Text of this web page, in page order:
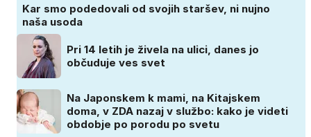
Kar smo podedovali od svojih staršev, ni nujno
naša usoda
Pri 14 letih je živela na ulici, danes jo
občuduje ves svet
Na Japonskem k mami, na Kitajskem
doma, v ZDA nazaj v službo: kako je videti
obdobje po porodu po svetu